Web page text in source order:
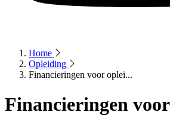
Home
Opleiding
Financieringen voor oplei...
Financieringen voor